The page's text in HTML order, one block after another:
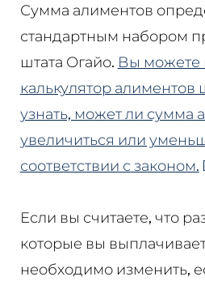
Сумма алиментов
стандартным набором
штата Огайо. Вы можете
калькулятор алиментов
узнать, может ли сумма
увеличиться или
соответствии с законом.
Если вы считаете, что
которые вы
необходимо изменить,